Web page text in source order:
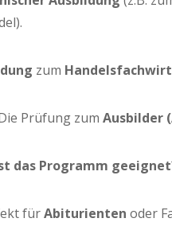
zum
Prü­fung zum Aus­bil­der
das Pro­gramm
fürAbitu­ri­en­ten oder